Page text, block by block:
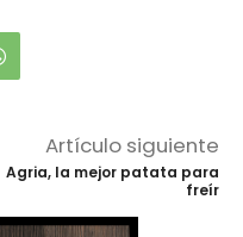
Artículo siguiente
Agria, la mejor patata para
freír